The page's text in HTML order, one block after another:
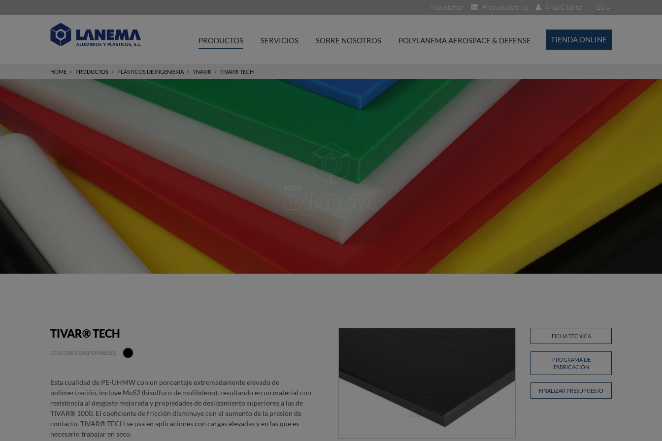
ES
Área Cliente
Presupuesto (0)
Newsletter
PRODUCTOS SERVICIOS SOBRE NOSOTROS POLYLANEMA AEROSPACE & DEFENSE TIENDA ONLINE
HOME PRODUCTOS PLÁSTICOS DE INGENIERÍA TIVAR® TIVAR® TECH
TIVAR® TECH
COLORES DISPONIBLES
Esta cualidad de PE-UHMW con un porcentaje extremadamente elevado de
polimerización, incluye MoS2 (bisulfuro de molibdeno), resultando en un material con
resistencia al desgaste mejorada y propiedades de deslizamiento superiores a las de
TIVAR® 1000. El coeficiente de fricción disminuye con el aumento de la presión de
contacto. TIVAR® TECH se usa en aplicaciones con cargas elevadas y en las que es
necesario trabajar en seco.
FICHA TÉCNICA
PROGRAMA DE
FABRICACIÓN
FINALIZAR PRESUPUESTO